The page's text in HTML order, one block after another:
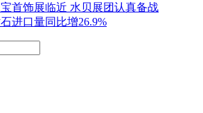
首饰展临近 水贝展团认真备战
进口量同比增26.9%